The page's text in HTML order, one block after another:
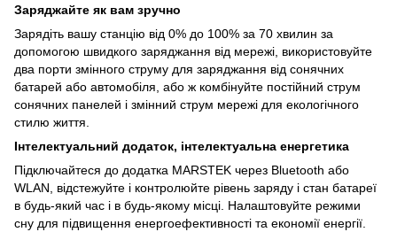
Заряджайте як вам зручно
Зарядіть вашу станцію від 0% до 100% за 70 хвилин за
допомогою швидкого заряджання від мережі, використовуйте
два порти змінного струму для заряджання від сонячних
батарей або автомобіля, або ж комбінуйте постійний струм
сонячних панелей і змінний струм мережі для екологічного
стилю життя.
Інтелектуальний додаток, інтелектуальна енергетика
Підключайтеся до додатка MARSTEK через Bluetooth або
WLAN, відстежуйте і контролюйте рівень заряду і стан батареї
в будь-який час і в будь-якому місці. Налаштовуйте режими
сну для підвищення енергоефективності та економії енергії.